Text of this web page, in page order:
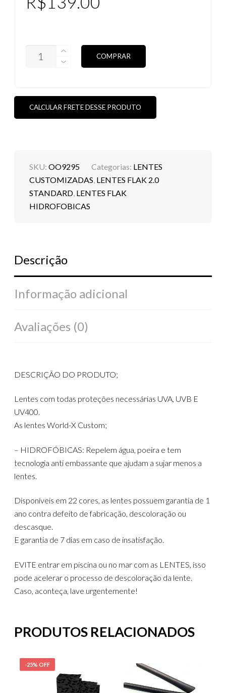
FLAK
(VEJA
AS
CORES)
QUANTIDADE
COMPRAR
CALCULAR FRETE DESSE PRODUTO
SKU:OO9295 Categorias: LENTES
CUSTOMIZADAS LENTES FLAK 2.0
STANDARD LENTES FLAK
HIDROFOBICAS
Descrição
Informação adicional
Avaliações (0)
DESCRIÇÃO DO PRODUTO;
Lentes com todas proteções necessárias UVA, UVB E
UV400.
As lentes World-X Custom;
– HIDROFÓBICAS: Repelem água, poeira e tem
tecnologia anti embassante que ajudam a sujar menos a
lentes.
Disponíveis em 22 cores, as lentes possuem garantia de 1
ano contra defeito de fabricação, descoloração ou
descasque.
E garantia de 7 dias em caso de insatisfação.
EVITE entrar em piscina ou no mar com as LENTES, isso
pode acelerar o processo de descoloração da lente.
Caso, aconteça, lave urgentemente!
PRODUTOS RELACIONADOS
-25% OFF